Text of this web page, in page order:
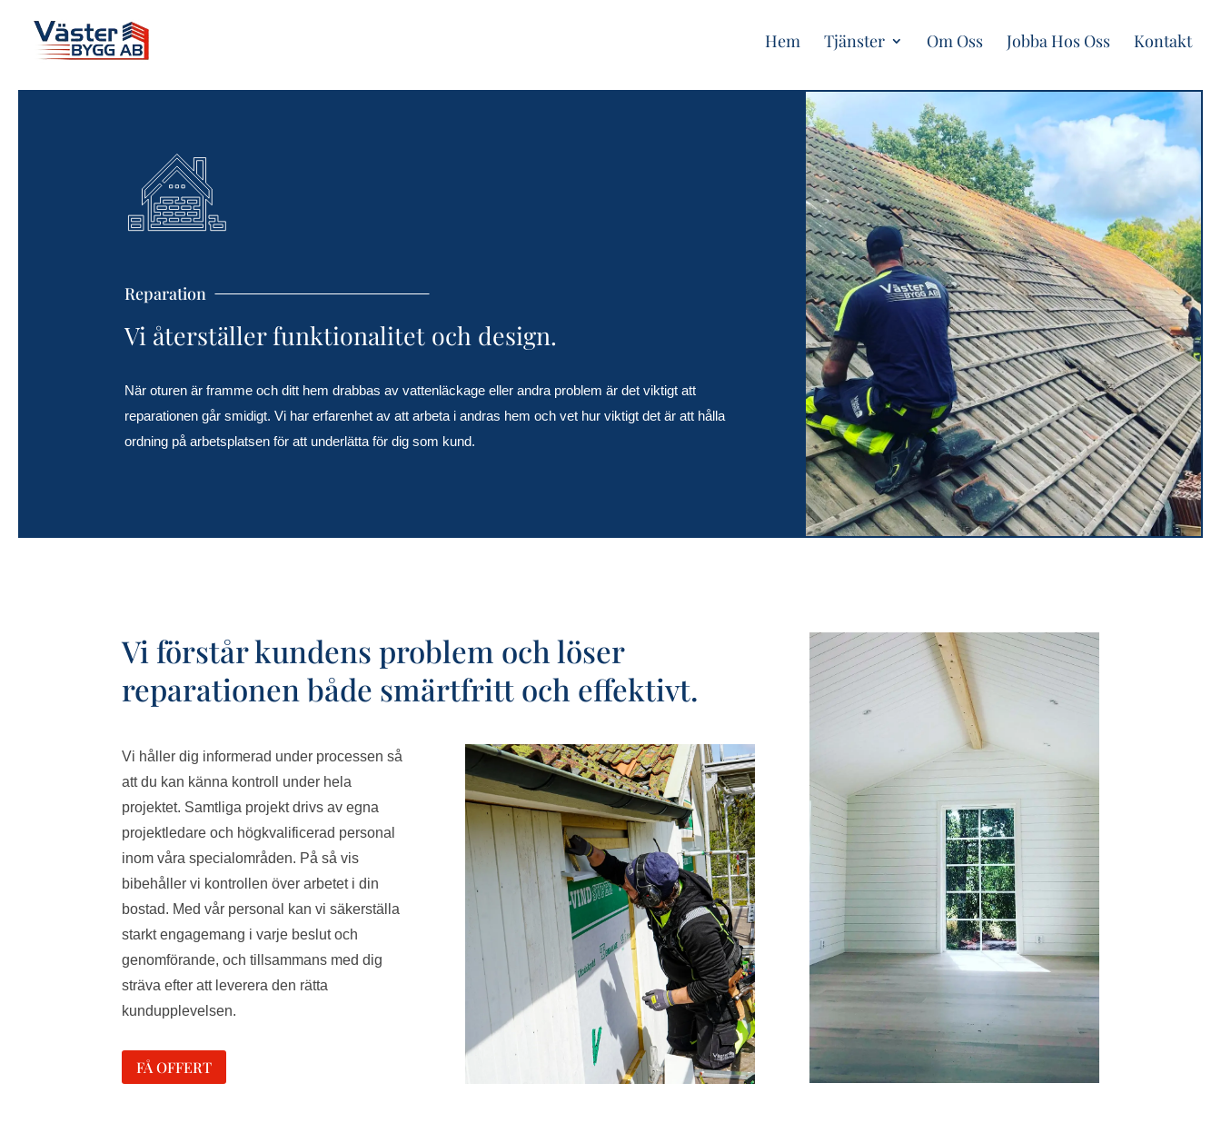
Hem Tjänster Om Oss Jobba Hos Oss Kontakt
Reparation
Vi återställer funktionalitet och design.
När oturen är framme och ditt hem drabbas av vattenläckage eller andra problem är det viktigt att
reparationen går smidigt. Vi har erfarenhet av att arbeta i andras hem och vet hur viktigt det är att hålla
ordning på arbetsplatsen för att underlätta för dig som kund.
Vi förstår kundens problem och löser
reparationen både smärtfritt och effektivt.
Vi håller dig informerad under processen så
att du kan känna kontroll under hela
projektet. Samtliga projekt drivs av egna
projektledare och högkvalificerad personal
inom våra specialområden. På så vis
bibehåller vi kontrollen över arbetet i din
bostad. Med vår personal kan vi säkerställa
starkt engagemang i varje beslut och
genomförande, och tillsammans med dig
sträva efter att leverera den rätta
kundupplevelsen.
FÅ OFFERT